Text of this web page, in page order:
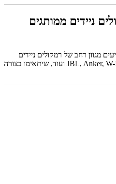
ניידים ממותגים
מגוון רחב של רמקולים ניידים
ממותגים מובילים כמו JBL, Anker, W-King, Bose ועוד, שיתאימו בצורה